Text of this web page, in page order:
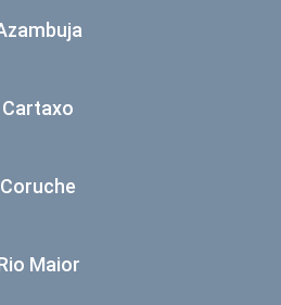
Cartaxo
Coruche
Maior